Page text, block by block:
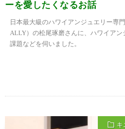
ーを愛したくなるお話
日本最大級のハワイアンジュエリー専
ALLY）の松尾琢磨さんに、ハワイア
課題などを伺いました。
キ